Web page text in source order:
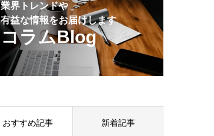
業界トレンドや
有益な情報をお届けします
コラムBlog
おすすめ記事 新着記事